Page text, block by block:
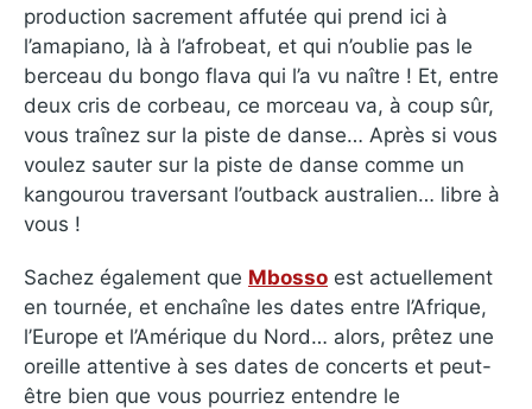
production sacrement affutée qui prend ici à
l’amapiano, là à l’afrobeat, et qui n’oublie pas le
berceau du bongo flava qui l’a vu naître ! Et, entre
deux cris de corbeau, ce morceau va, à coup sûr,
vous traînez sur la piste de danse… Après si vous
voulez sauter sur la piste de danse comme un
kangourou traversant l’outback australien… libre à
vous !
Sachez également que Mbosso est actuellement
en tournée, et enchaîne les dates entre l’Afrique,
l’Europe et l’Amérique du Nord… alors, prêtez une
oreille attentive à ses dates de concerts et peut-
être bien que vous pourriez entendre le